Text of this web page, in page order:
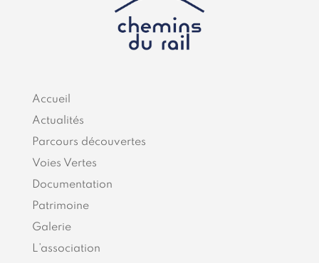
Accueil
Actualités
Parcours découvertes
Voies Vertes
Documentation
Patrimoine
Galerie
L’association